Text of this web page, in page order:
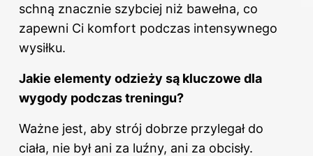
schną znacznie szybciej niż bawełna, co
zapewni Ci komfort podczas intensywnego
wysiłku.
Jakie elementy odzieży są kluczowe dla
wygody podczas treningu?
Ważne jest, aby strój dobrze przylegał do
ciała, nie był ani za luźny, ani za obcisły.